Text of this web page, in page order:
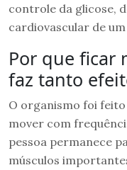
controle da glicose,
cardiovascular de
Por que ficar
faz tanto
O organismo foi
mover com
pessoa permanece
músculos